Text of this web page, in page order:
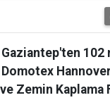
102
Domotex
Zemin Kaplama